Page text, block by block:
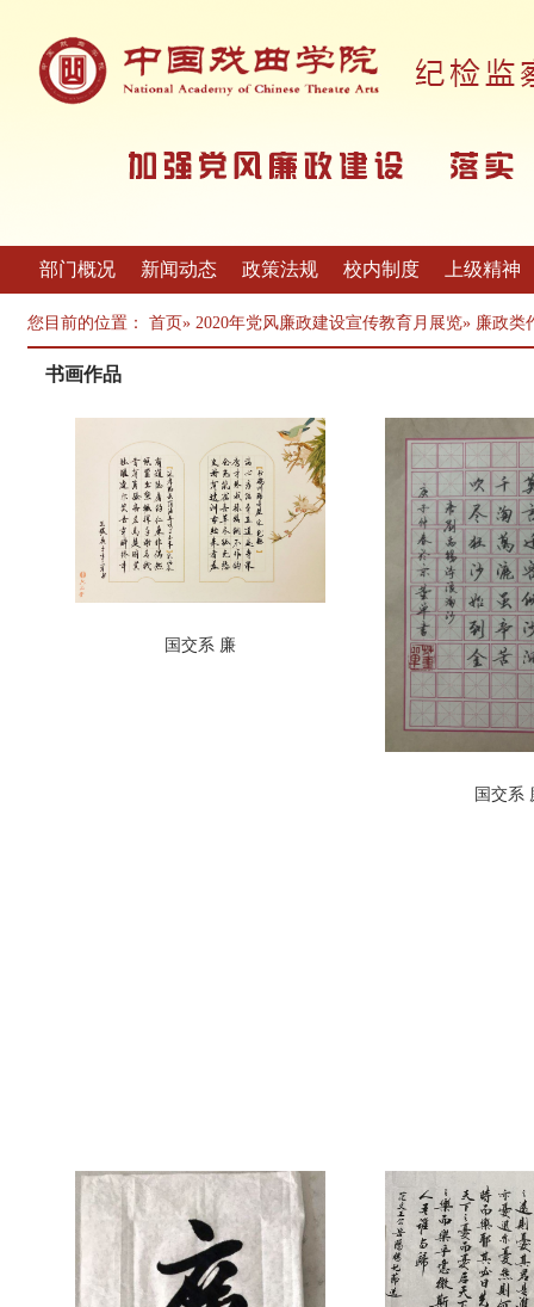
部门概况 新闻动态 政策法规 校内制度 上级精神
您目前的位置： 首页» 2020年党风廉政建设宣传教育月展览» 廉政类
书画作品
国交系 廉
国交系